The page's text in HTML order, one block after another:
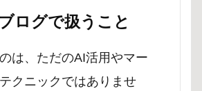
ログで扱うこと
は、ただのAI活用やマー
クニックではありませ